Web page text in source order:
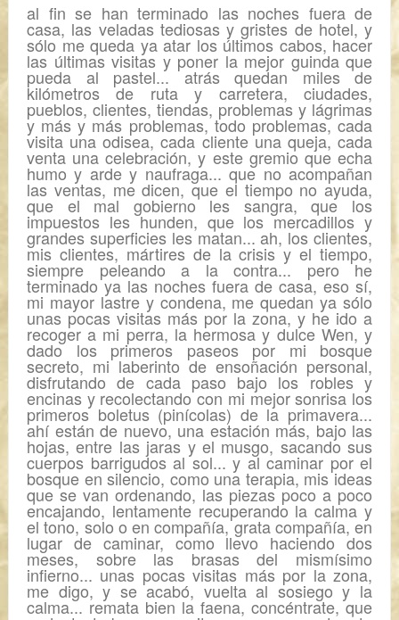
al fin se han terminado las noches fuera de
casa, las veladas tediosas y gristes de hotel, y
sólo me queda ya atar los últimos cabos, hacer
las últimas visitas y poner la mejor guinda que
pueda al pastel... atrás quedan miles de
kilómetros de ruta y carretera, ciudades,
pueblos, clientes, tiendas, problemas y lágrimas
y más y más problemas, todo problemas, cada
visita una odisea, cada cliente una queja, cada
venta una celebración, y este gremio que echa
humo y arde y naufraga... que no acompañan
las ventas, me dicen, que el tiempo no ayuda,
que el mal gobierno les sangra, que los
impuestos les hunden, que los mercadillos y
grandes superficies les matan... ah, los clientes,
mis clientes, mártires de la crisis y el tiempo,
siempre peleando a la contra... pero he
terminado ya las noches fuera de casa, eso sí,
mi mayor lastre y condena, me quedan ya sólo
unas pocas visitas más por la zona, y he ido a
recoger a mi perra, la hermosa y dulce Wen, y
dado los primeros paseos por mi bosque
secreto, mi laberinto de ensoñación personal,
disfrutando de cada paso bajo los robles y
encinas y recolectando con mi mejor sonrisa los
primeros boletus (pinícolas) de la primavera...
ahí están de nuevo, una estación más, bajo las
hojas, entre las jaras y el musgo, sacando sus
cuerpos barrigudos al sol... y al caminar por el
bosque en silencio, como una terapia, mis ideas
que se van ordenando, las piezas poco a poco
encajando, lentamente recuperando la calma y
el tono, solo o en compañía, grata compañía, en
lugar de caminar, como llevo haciendo dos
meses, sobre las brasas del mismísimo
infierno... unas pocas visitas más por la zona,
me digo, y se acabó, vuelta al sosiego y la
calma... remata bien la faena, concéntrate, que